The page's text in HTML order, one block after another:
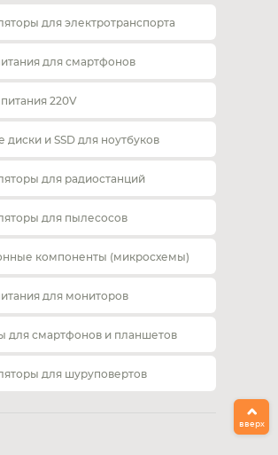
для электротранспорта
для смартфонов
220V
диски и SSD для ноутбуков
для радиостанций
для пылесосов
компоненты (микросхемы)
для мониторов
для смартфонов и планшетов
для шуруповертов
вверх